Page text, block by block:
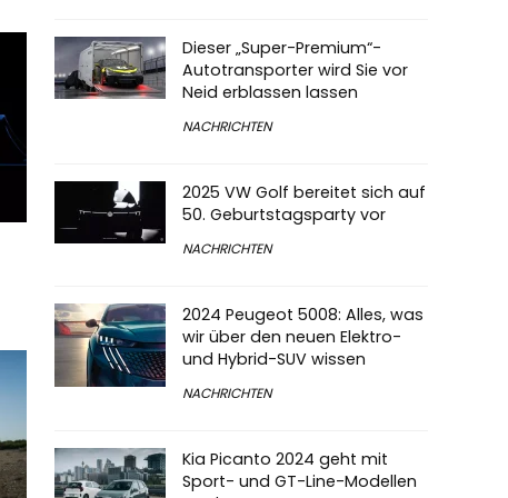
Dieser „Super-Premium“-
Autotransporter wird Sie vor
Neid erblassen lassen
NACHRICHTEN
2025 VW Golf bereitet sich auf
50. Geburtstagsparty vor
NACHRICHTEN
2024 Peugeot 5008: Alles, was
wir über den neuen Elektro-
und Hybrid-SUV wissen
NACHRICHTEN
Kia Picanto 2024 geht mit
Sport- und GT-Line-Modellen